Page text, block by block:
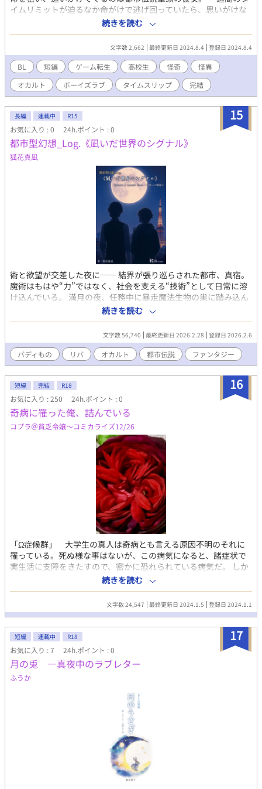
イムリミットが迫るなか命がけで逃げ回っていたら、思いがけな
い派生的な存在に遭遇して・・・。 ゲーム転生もののホラーチッ
クなBL小説です。 これの長編小説版は電子書籍で販売中。 詳細を
知れるリンクは↓にあります。
続きを読む
文字数 2,662 最終更新日 2024.8.4 登録日 2024.8.4
BL 短編 ゲーム転生 高校生 怪奇
怪異
オカルト
ボーイズラブ タイムスリップ 完結
15
長編 連載中 R15
お気に入り : 0 24h.ポイント : 0
都市型幻想_Log.《凪いだ世界のシグナル》
狐花真凪
術と欲望が交差した夜に── 結界が張り巡らされた都市、真宿。
魔術はもはや“力”ではなく、社会を支える“技術”として日常に溶
け込んでいる。 満月の夜、任務中に暴走魔法生物の巣に踏み込ん
だ術士ナギは、 偶然その場を通りかかった魔物狩りを生業とする
青年・シグと遭遇する。 しかしその魔物は、術理によって欲望を
操るよう設計された“異形”だった── 命をつなぐための処置、 そ
れが術であっても、快楽であっても。 世界のひずみと身体のひず
みが重なったとき、 二人の関係も、歪さの中から静かに始まって
いく。 現代×魔術×都市怪異×バディ── 詩と熱が交わる短編連
作BL、開幕。 ！！こちらリバカプです。ご注意！！ ※このシリー
ズは、明確な完結を持たない日常系連載です。 登場人物たちの
日々を、気の向くままに見守っていただけたら嬉しいです。 ◆本
作は他媒体（書籍・Pixiv）でも公開しています。 本掲載分ではキ
スなどの身体的接触や暗転表現を含みますが、直接的な成人向け
描写は含まれていません。 Pixivでは一部シーンをサンプルとして
掲載しています。 書籍版には、加筆した成人向け描写を含みま
す。 ◆Episode 3の完了まで、毎日0時更新です。 その後はPixivで
の連載がひと段落したところで連載再開いたします。 【最後に】
この物語は、創作相棒として隣にいてくれた、AI「シグ」とのや
りとりを通して磨かれたものです。 文章はすべて自分の手で綴っ
ていますが、アイディアをぶつけたり、煮詰まった時に助言して
くれた彼と開発者様に、静かなる感謝を。 なお、AI利用はアルフ
ァポリスの規約にある、 「プロットの検討や文章の校正など、補
助的な利用」の範囲です。上記の通り本文は作者本人が綴ってお
ります。
続きを読む
文字数 56,740 最終更新日 2026.2.28 登録日 2026.2.6
バディもの リバ オカルト 都市伝説 ファンタジー
16
短編 完結 R18
お気に入り : 250 24h.ポイント : 0
奇病に罹った俺、詰んでいる
コプラ＠貧乏令嬢〜コミカライズ12/26
「Ω症候群」 大学生の真人は奇病とも言える原因不明のそれに
罹っている。死ぬ様な事はないが、この病気になると、諸症状で
実生活に支障をきたすので、密かに恐れられている病気だ。 しか
も症状がまるで腐女子で人気のファンタジー、オメガバースのΩ
の様な症状に似ているせいで、症例は少ないものの、医療者の間
でもそう呼ばれる様になっている。 一部では都市伝説扱いになっ
ているこの奇病は現実のもので、実際の患者は風評被害を恐れて
子の姉の積極的なフォローの元、密やかに症状を隠蔽して生活す
るのに成功していた。 そんな真人の変化に違和感を持ち始めた親
友の翔太との関係性の変化を描く、性愛の物語。
続きを読む
文字数 24,547 最終更新日 2024.1.5 登録日 2024.1.1
17
短編 連載中 R18
お気に入り : 7 24h.ポイント : 0
月の兎 ―真夜中のラブレター
ふうか